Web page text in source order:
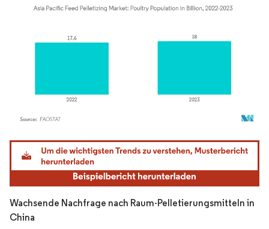
Bild © Mordor Intelligence. Wiederverwendung erfordert Namensnennung gemäß
Wachsende Nachfrage nach Raum-Pelletierungsmitteln in
China